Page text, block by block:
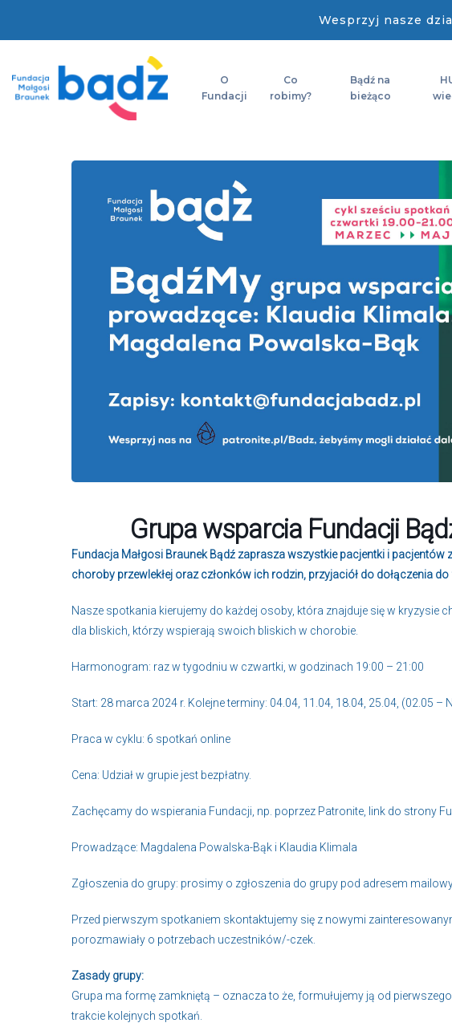
Wesprzyj nasze
O
Fundacji
Co
robimy?
Bądź na
bieżąco
Grupa wsparcia Fundacji
Fundacja Małgosi Braunek Bądź zaprasza wszystkie pacjentki i
choroby przewlekłej oraz członków ich rodzin, przyjaciół do dołączenia
Nasze spotkania kierujemy do każdej osoby, która znajduje się w kryzysie
dla bliskich, którzy wspierają swoich bliskich w chorobie.
Harmonogram: raz w tygodniu w czwartki, w godzinach 19:00 – 21:00
Start: 28 marca 2024 r. Kolejne terminy: 04.04, 11.04, 18.04, 25.04, (02.05 –
Praca w cyklu: 6 spotkań online
Cena: Udział w grupie jest bezpłatny.
Zachęcamy do wspierania Fundacji, np. poprzez Patronite, link do strony
Prowadzące: Magdalena Powalska-Bąk i Klaudia Klimala
Zgłoszenia do grupy: prosimy o zgłoszenia do grupy pod adresem
Przed pierwszym spotkaniem skontaktujemy się z nowymi
porozmawiały o potrzebach uczestników/-czek.
Zasady grupy:
Grupa ma formę zamkniętą – oznacza to że, formułujemy ją od
trakcie kolejnych spotkań.